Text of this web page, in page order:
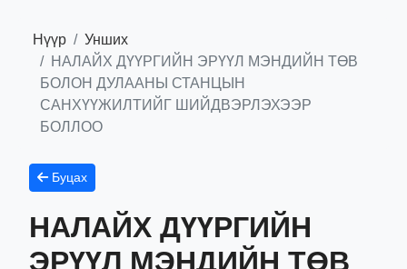
Нүүр
Унших
НАЛАЙХ ДҮҮРГИЙН ЭРҮҮЛ МЭНДИЙН ТӨВ
БОЛОН ДУЛААНЫ СТАНЦЫН
САНХҮҮЖИЛТИЙГ ШИЙДВЭРЛЭХЭЭР
БОЛЛОО
Буцах
НАЛАЙХ ДҮҮРГИЙН
ЭРҮҮЛ МЭНДИЙН ТӨВ